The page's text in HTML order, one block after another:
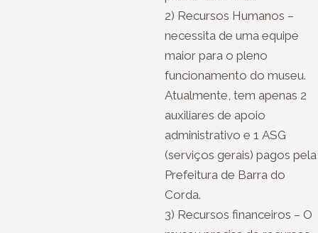
2) Recursos Humanos –
necessita de uma equipe
maior para o pleno
funcionamento do museu.
Atualmente, tem apenas 2
auxiliares de apoio
administrativo e 1 ASG
(serviços gerais) pagos pela
Prefeitura de Barra do
Corda.
3) Recursos financeiros – O